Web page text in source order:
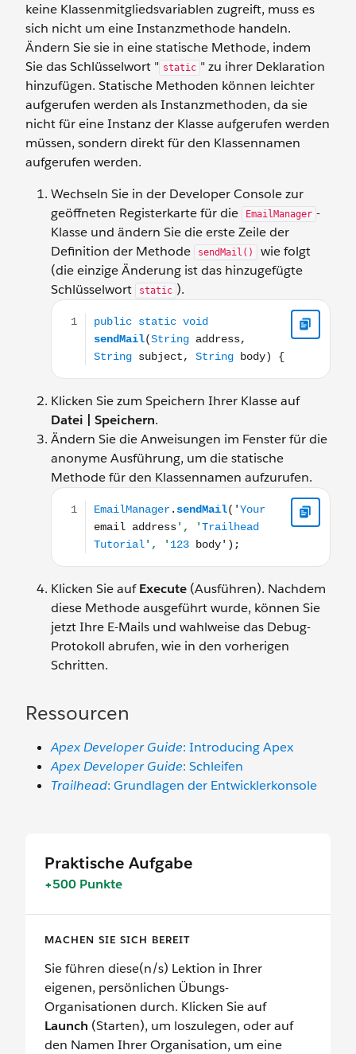
keine Klassenmitgliedsvariablen zugreift, muss es
sich nicht um eine Instanzmethode handeln.
Ändern Sie sie in eine statische Methode, indem
Sie das Schlüsselwort " static " zu ihrer Deklaration
hinzufügen. Statische Methoden können leichter
aufgerufen werden als Instanzmethoden, da sie
nicht für eine Instanz der Klasse aufgerufen werden
müssen, sondern direkt für den Klassennamen
aufgerufen werden.
Wechseln Sie in der Developer Console zur
geöffneten Registerkarte für die
EmailManager -
Klasse und ändern Sie die erste Zeile der
Definition der Methode
sendMail()
wie folgt
(die einzige Änderung ist das hinzugefügte
Schlüsselwort
static ).
public static void sendMail(String address, String
Klicken Sie zum Speichern Ihrer Klasse auf
Datei | Speichern.
Ändern Sie die Anweisungen im Fenster für die
anonyme Ausführung, um die statische
Methode für den Klassennamen aufzurufen.
EmailManager.sendMail('Your email address',
Klicken Sie aufExecute (Ausführen). Nachdem
diese Methode ausgeführt wurde, können Sie
jetzt Ihre E-Mails und wahlweise das Debug-
Protokoll abrufen, wie in den vorherigen
Schritten.
Ressourcen
Apex Developer Guide: Introducing Apex
Apex Developer Guide: Schleifen
Trailhead: Grundlagen der Entwicklerkonsole
Praktische Aufgabe
+500 Punkte
MACHEN SIE SICH BEREIT
Sie führen diese(n/s) Lektion in Ihrer
eigenen, persönlichen Übungs-
Organisationen durch. Klicken Sie auf
Launch (Starten), um loszulegen, oder auf
den Namen Ihrer Organisation, um eine